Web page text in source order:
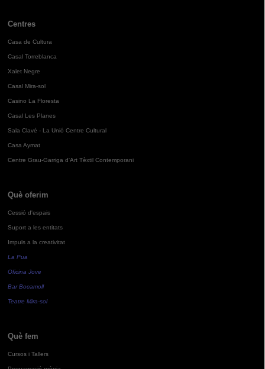
Centres
Casa de Cultura
Casal Torreblanca
Xalet Negre
Casal Mira-sol
Casino La Floresta
Casal Les Planes
Sala Clavé - La Unió Centre Cultural
Casa Aymat
Centre Grau-Garriga d'Art Tèxtil Contemporani
Què oferim
Cessió d'espais
Suport a les entitats
Impuls a la creativitat
La Pua
Oficina Jove
Bar Bocamoll
Teatre Mira-sol
Què fem
Cursos i Tallers